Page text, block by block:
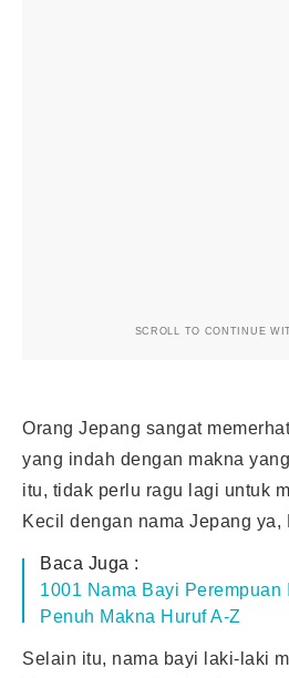
SCROLL TO CONTINUE
Orang Jepang sangat
yang indah dengan makna
itu, tidak perlu ragu lagi untuk
Kecil dengan nama Jepang ya,
Baca Juga :
1001 Nama Bayi Perempuan
Penuh Makna Huruf A-Z
Selain itu, nama bayi laki-laki